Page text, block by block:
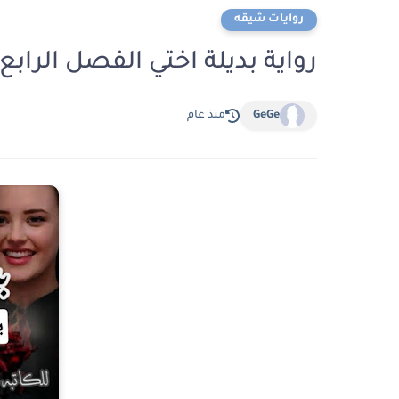
روايات شيقه
رواية بديلة اختي الفصل الرابع 4 بقلم خاتون
GeGe منذ عام